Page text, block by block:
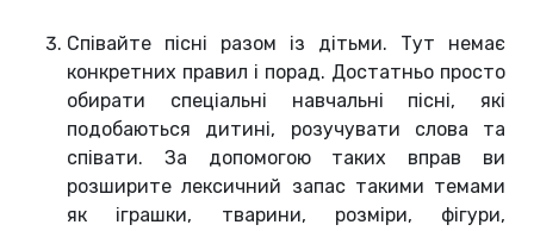
Співайте пісні разом із дітьми. Тут немає
конкретних правил і порад. Достатньо просто
обирати спеціальні навчальні пісні, які
подобаються дитині, розучувати слова та
співати. За допомогою таких вправ ви
розширите лексичний запас такими темами
як іграшки, тварини, розміри, фігури,